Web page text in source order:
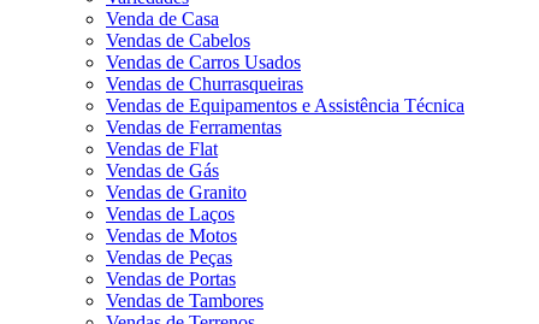
Venda de Casa
Vendas de Cabelos
Vendas de Carros Usados
Vendas de Churrasqueiras
Vendas de Equipamentos e Assistência Técnica
Vendas de Ferramentas
Vendas de Flat
Vendas de Gás
Vendas de Granito
Vendas de Laços
Vendas de Motos
Vendas de Peças
Vendas de Portas
Vendas de Tambores